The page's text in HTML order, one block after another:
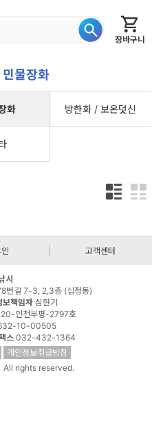
장바구니
특가
민물장화
화 방한화 / 보온덧신
고객센터
시
번길 7-3, 2,3층 (십정동)
보책임자 심현기
인천부평-2797호
10-00505
스 032-432-1364
개인정보취급방침
All rights reserved.